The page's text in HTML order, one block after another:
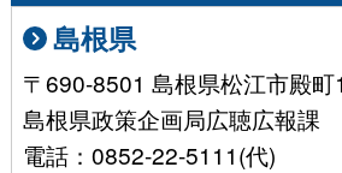
島根県
〒690-8501 島根県松江市殿町
島根県政策企画局広聴広報課
電話：0852-22-5111(代)